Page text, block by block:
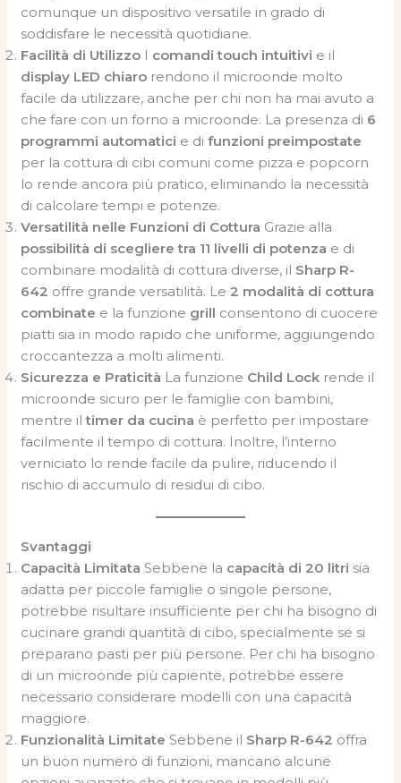
comunque un dispositivo versatile in grado di
soddisfare le necessità quotidiane.
Facilità di Utilizzo I comandi touch intuitivi e il
display LED chiaro rendono il microonde molto
facile da utilizzare, anche per chi non ha mai avuto a
che fare con un forno a microonde. La presenza di 6
programmi automatici e difunzioni preimpostate
per la cottura di cibi comuni come pizza e popcorn
lo rende ancora più pratico, eliminando la necessità
di calcolare tempi e potenze.
Versatilità nelle Funzioni di Cottura Grazie alla
possibilità di scegliere tra 11 livelli di potenza e di
combinare modalità di cottura diverse, il Sharp R-
642 offre grande versatilità. Le 2 modalità di cottura
combinate e la funzione grill consentono di cuocere
piatti sia in modo rapido che uniforme, aggiungendo
croccantezza a molti alimenti.
Sicurezza e Praticità La funzione Child Lock rende il
microonde sicuro per le famiglie con bambini,
mentre iltimer da cucina è perfetto per impostare
facilmente il tempo di cottura. Inoltre, l’interno
verniciato lo rende facile da pulire, riducendo il
rischio di accumulo di residui di cibo.
Svantaggi
Capacità Limitata Sebbene la capacità di 20 litri sia
adatta per piccole famiglie o singole persone,
potrebbe risultare insufficiente per chi ha bisogno di
cucinare grandi quantità di cibo, specialmente se si
preparano pasti per più persone. Per chi ha bisogno
di un microonde più capiente, potrebbe essere
necessario considerare modelli con una capacità
maggiore.
Funzionalità Limitate Sebbene il Sharp R-642 offra
un buon numero di funzioni, mancano alcune